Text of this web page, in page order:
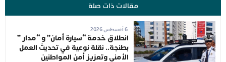
مقالات ذات صلة
6 أغسطس 2026
انطلاق خدمة “سيارة أمان” و “مدار ”
بطنجة.. نقلة نوعية في تحديث العمل
الأمني وتعزيز أمن المواطنين